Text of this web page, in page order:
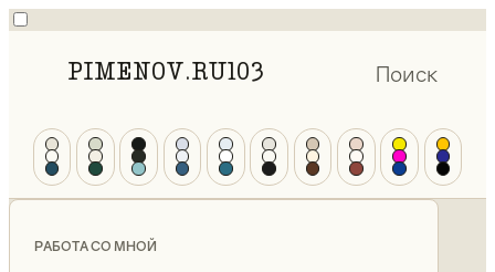
PIMENOV.RU103 Поиск
РАБОТА СО МНОЙ